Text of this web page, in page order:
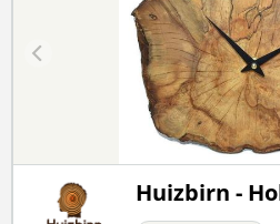
Huizbirn -